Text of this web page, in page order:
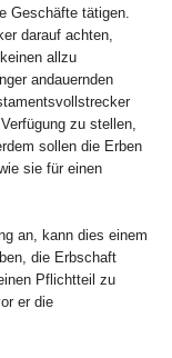
Geschäfte tätigen.
darauf achten,
allzu
andauernden
zu stellen,
sollen die Erben
sie für einen
an, kann dies einem
die Erbschaft
Pflichtteil zu
er die